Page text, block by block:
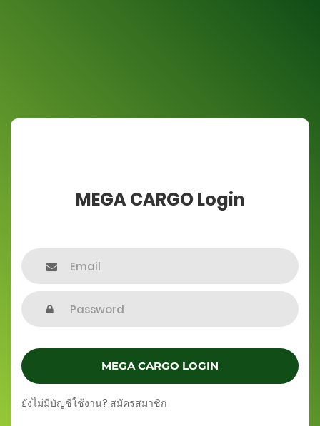
MEGA CARGO Login
MEGA CARGO LOGIN
ยังไม่มีบัญชีใช้งาน? สมัครสมาชิก